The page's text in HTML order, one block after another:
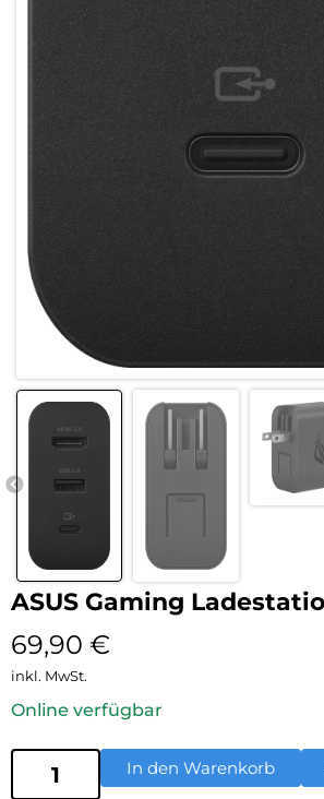
ASUS Gaming
69,90 €
inkl. MwSt.
Online verfügbar
In den Warenkorb